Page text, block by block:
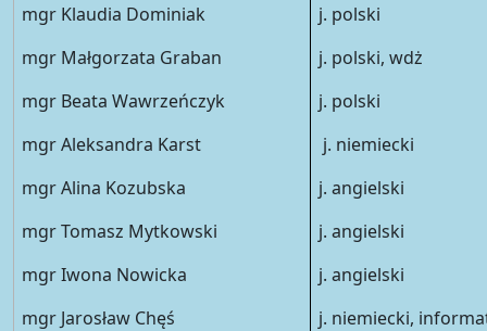
mgr Klaudia Dominiak
mgr Małgorzata Graban
mgr Beata Wawrzeńczyk
mgr Aleksandra Karst
mgr Alina Kozubska
mgr Tomasz Mytkowski
mgr Iwona Nowicka
mgr Jarosław Chęś
j. polski
j. polski, wdż
j. polski
j. niemiecki
j. angielski
j. angielski
j. angielski
j. niemiecki,